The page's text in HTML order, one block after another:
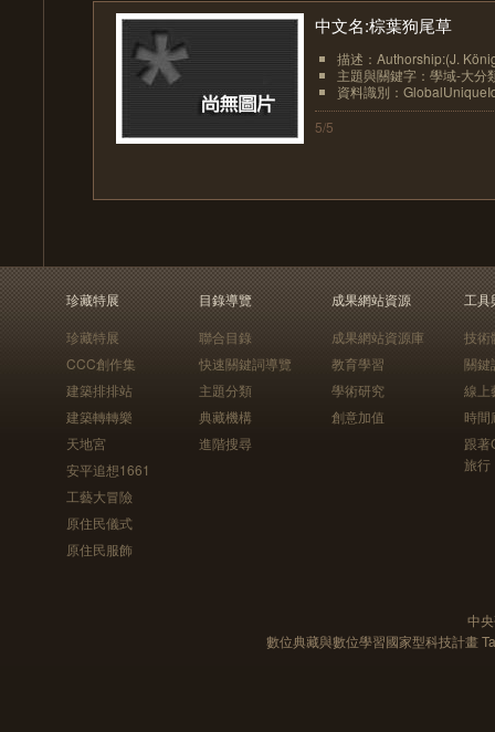
中文名:棕葉狗尾草
描述：Authorship:(J.
主題與關鍵字：學域-大分
資料識別：
5/5
珍藏特展
珍藏特展
CCC創作集
建築排排站
建築轉轉樂
天地宮
安平追想1661
工藝大冒險
原住民儀式
原住民服飾
目錄導覽
聯合目錄
快速關鍵詞導覽
主題分類
典藏機構
進階搜尋
成果網站資源
成果網站資源庫
教育學習
學術研究
創意加值
工具
技術
關鍵
線上
時間
跟
旅行
中
數位典藏與數位學習國家型科技計畫